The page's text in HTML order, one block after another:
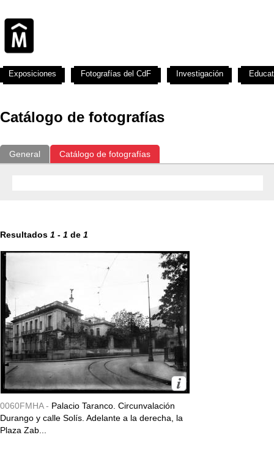
Catálogo de fotografías
General Catálogo de fotografías
Resultados 1 - 1 de 1
0060FMHA - Palacio Taranco. Circunvalación
Durango y calle Solís. Adelante a la derecha, la
Plaza Zab...
Exposiciones Fotografías del CdF Investigación